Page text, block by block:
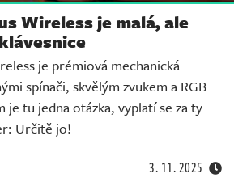
Wireless je malá, ale
je prémiová mechanická
spínači, skvělým zvukem a RGB
je tu jedna otázka, vyplatí se za ty
Určitě jo!
3. 11. 2025